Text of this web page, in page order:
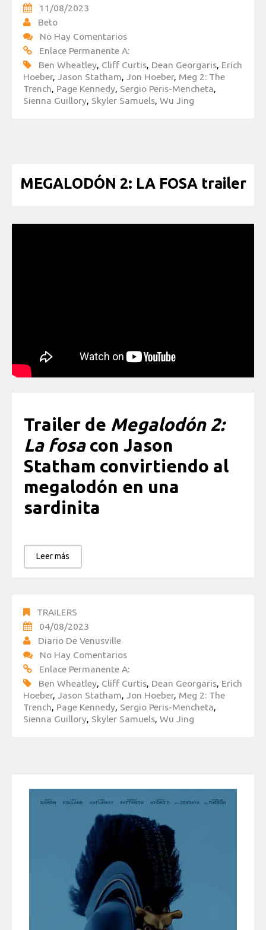
11/08/2023
Beto
No Hay Comentarios
Enlace Permanente A:
Ben Wheatley, Cliff Curtis, Dean Georgaris, Erich
Hoeber, Jason Statham, Jon Hoeber, Meg 2: The
Trench, Page Kennedy, Sergio Peris-Mencheta,
Sienna Guillory, Skyler Samuels, Wu Jing
MEGALODÓN 2: LA FOSA trailer
Trailer de Megalodón 2:
La fosacon Jason
Statham convirtiendo al
megalodón en una
sardinita
Leer más
TRAILERS
04/08/2023
Diario De Venusville
No Hay Comentarios
Enlace Permanente A:
Ben Wheatley, Cliff Curtis, Dean Georgaris, Erich
Hoeber, Jason Statham, Jon Hoeber, Meg 2: The
Trench, Page Kennedy, Sergio Peris-Mencheta,
Sienna Guillory, Skyler Samuels, Wu Jing